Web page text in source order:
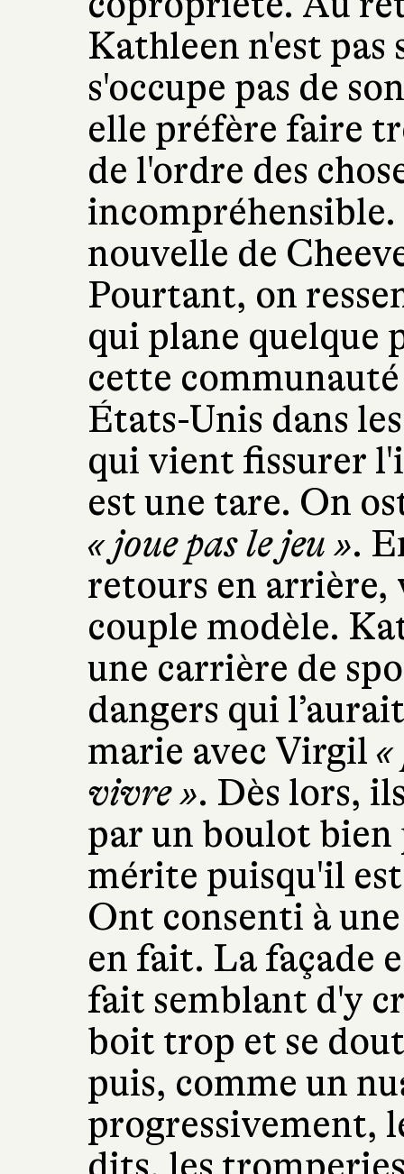
Kathleen n'est pas
s'occupe pas de
elle préfère faire
de l'ordre des
nouvelle de
Pourtant, on
qui plane quelque
cette communauté
États-Unis dans
qui vient fissurer
est une tare. On
« joue pas le jeu ».
retours en arrière,
couple modèle.
une carrière de
dangers qui
marie avec Virgil «
vivre ». Dès lors,
par un boulot bien
mérite puisqu'il
Ont consenti à
en fait. La façade
fait semblant d'y
boit trop et se
puis, comme un
progressivement,